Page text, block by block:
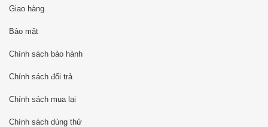
Giao hàng
Bảo mật
Chính sách bảo hành
Chính sách đổi trả
Chính sách mua lại
Chính sách dùng thử